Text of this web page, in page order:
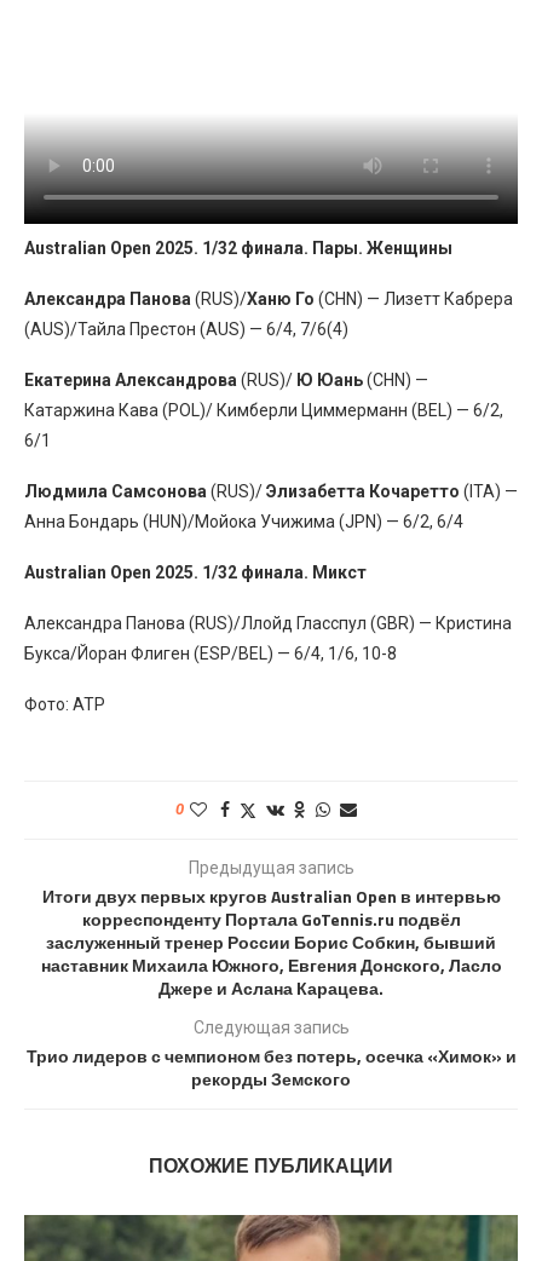
Australian Open 2025. 1/32 финала. Пары. Женщины
Александра Панова (RUS)/Ханю Го (CHN) — Лизетт Кабрера
(AUS)/Тайла Престон (AUS) — 6/4, 7/6(4)
Екатерина Александрова (RUS)/ Ю Юань(CHN) —
Катаржина Кава (POL)/ Кимберли Циммерманн (BEL) — 6/2,
6/1
Людмила Самсонова (RUS)/Элизабетта Кочаретто (ITA) —
Анна Бондарь (HUN)/Мойока Учижима (JPN) — 6/2, 6/4
Australian Open 2025. 1/32 финала. Микст
Александра Панова (RUS)/Ллойд Гласспул (GBR) — Кристина
Букса/Йоран Флиген (ESP/BEL) — 6/4, 1/6, 10-8
Фото: ATP
0
Предыдущая запись
Итоги двух первых кругов Australian Open в интервью
корреспонденту Портала GoTennis.ru подвёл
заслуженный тренер России Борис Собкин, бывший
наставник Михаила Южного, Евгения Донского, Ласло
Джере и Аслана Карацева.
Следующая запись
Трио лидеров с чемпионом без потерь, осечка «Химок» и
рекорды Земского
ПОХОЖИЕ ПУБЛИКАЦИИ